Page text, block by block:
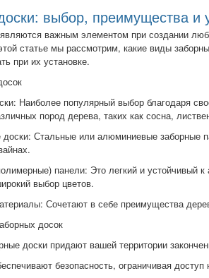
выбор, преимущества и
являются важным элементом при создании
статье мы рассмотрим, какие виды
при их установке.
Наиболее популярный выбор благодаря
пород дерева, таких как сосна,
Стальные или алюминиевые заборные
панели: Это легкий и устойчивый
выбор цветов.
Сочетают в себе преимущества
досок
доски придают вашей территории
безопасность, ограничивая